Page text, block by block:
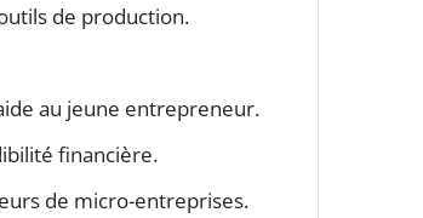
de production.
au jeune entrepreneur.
financière.
de micro-entreprises.